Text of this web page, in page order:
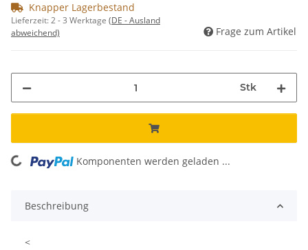
Knapper Lagerbestand
Lieferzeit:2 - 3 Werktage (DE - Ausland
abweichend)
Frage zum Artikel
Stk
Loading... Komponenten werden geladen ...
Beschreibung
<